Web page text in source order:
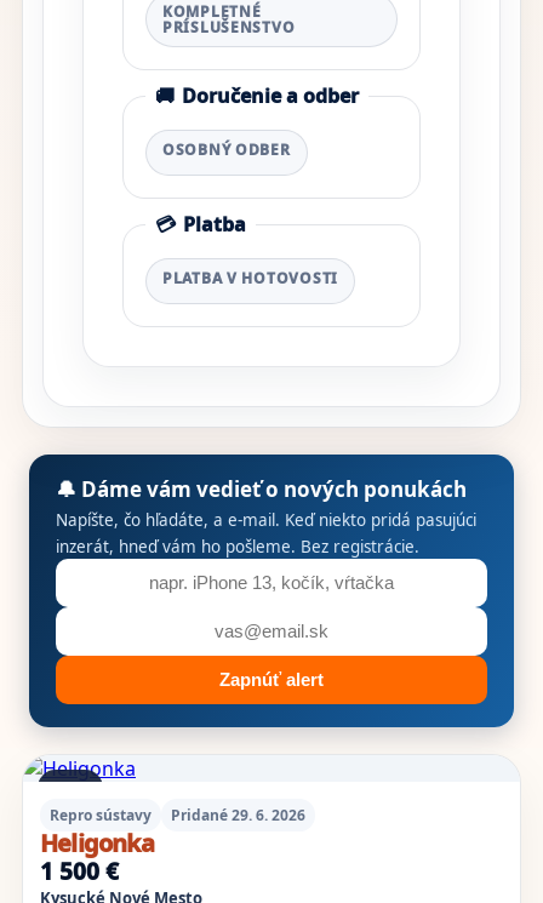
KOMPLETNÉ
PRÍSLUŠENSTVO
🚚 Doručenie a odber
OSOBNÝ ODBER
💳 Platba
PLATBA V HOTOVOSTI
🔔 Dáme vám vedieť o nových ponukách
Napíšte, čo hľadáte, a e-mail. Keď niekto pridá pasujúci
inzerát, hneď vám ho pošleme. Bez registrácie.
Zapnúť alert
Výsledky inzerátov
6 foto
Repro sústavy
Pridané 29. 6. 2026
Heligonka
1 500 €
Kysucké Nové Mesto